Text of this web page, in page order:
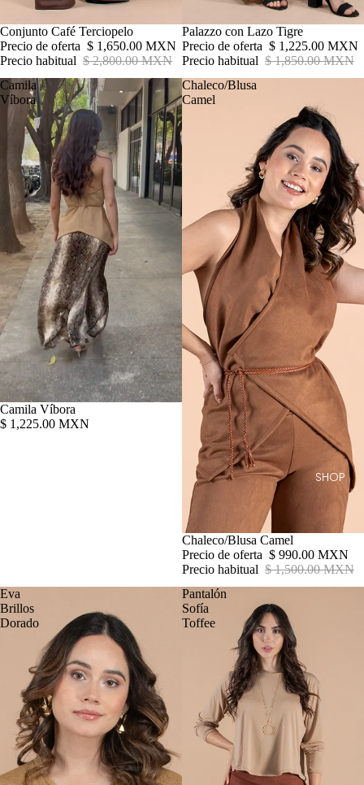
SHOP
Oferta
Conjunto Café Terciopelo
Precio de oferta $ 1,650.00 MXN
Precio habitual $ 2,800.00 MXN
Oferta
Palazzo con Lazo Tigre
Precio de oferta $ 1,225.00 MXN
Precio habitual $ 1,850.00 MXN
Camila
Víbora
Camila Víbora
$ 1,225.00 MXN
Chaleco/Blusa
Camel
Oferta
Chaleco/Blusa Camel
Precio de oferta $ 990.00 MXN
Precio habitual $ 1,500.00 MXN
Eva
Brillos
Dorado
Pantalón
Sofía
Toffee